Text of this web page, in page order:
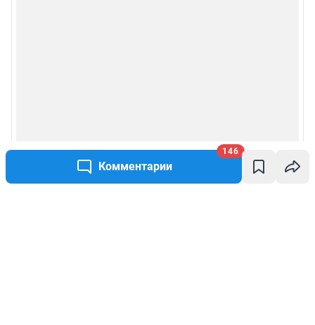
Комментарии
146